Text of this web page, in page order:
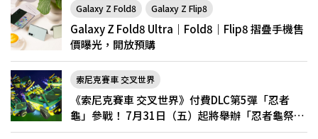
Galaxy Z Fold8 Galaxy Z Flip8
Galaxy Z Fold8 Ultra｜Fold8｜Flip8 摺疊手機售
價曝光，開放預購
索尼克賽車 交叉世界
《索尼克賽車 交叉世界》付費DLC第5彈「忍者
龜」參戰！ 7月31日（五）起將舉辦「忍者龜祭
典」